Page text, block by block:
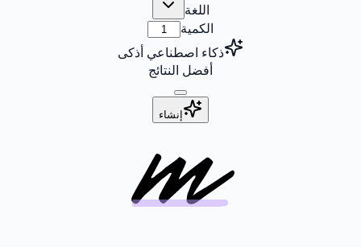
اللغة
الكمية
ذكاء اصطناعي أذكى
أفضل النتائج
إنشاء